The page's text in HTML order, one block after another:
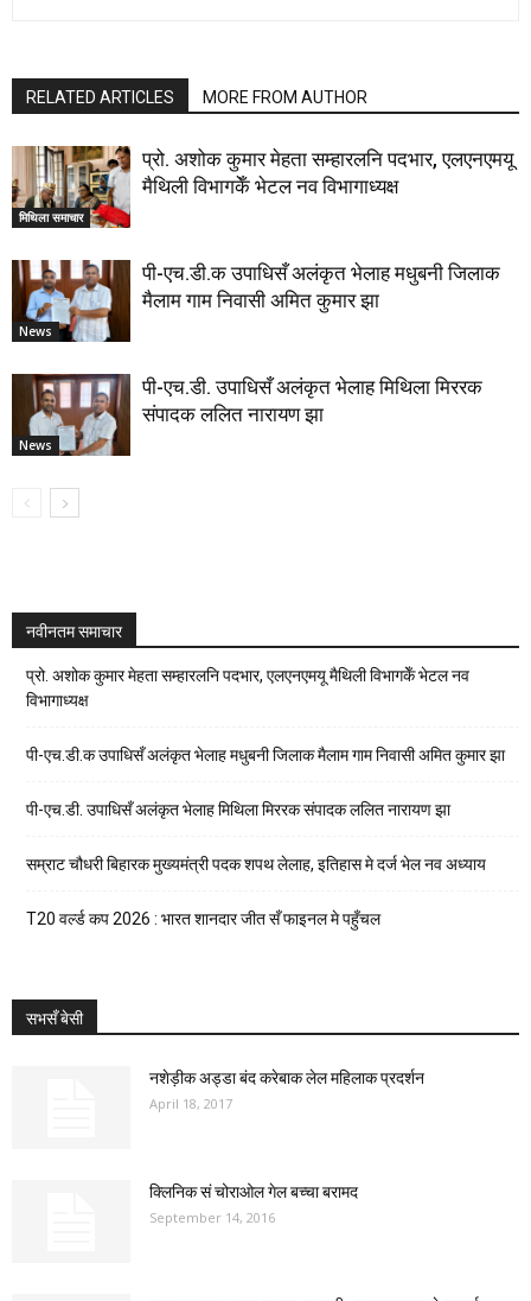
RELATED ARTICLES MORE FROM AUTHOR
मिथिला समाचार
प्रो. अशोक कुमार मेहता सम्हारलनि पदभार, एलएनएमयू
मैथिली विभागकेँ भेटल नव विभागाध्यक्ष
News
पी-एच.डी.क उपाधिसँ अलंकृत भेलाह मधुबनी जिलाक
मैलाम गाम निवासी अमित कुमार झा
News
पी-एच.डी. उपाधिसँ अलंकृत भेलाह मिथिला मिररक
संपादक ललित नारायण झा
नवीनतम समाचार
प्रो. अशोक कुमार मेहता सम्हारलनि पदभार, एलएनएमयू मैथिली विभागकेँ भेटल नव
विभागाध्यक्ष
पी-एच.डी.क उपाधिसँ अलंकृत भेलाह मधुबनी जिलाक मैलाम गाम निवासी अमित कुमार झा
पी-एच.डी. उपाधिसँ अलंकृत भेलाह मिथिला मिररक संपादक ललित नारायण झा
सम्राट चौधरी बिहारक मुख्यमंत्री पदक शपथ लेलाह, इतिहास मे दर्ज भेल नव अध्याय
T20 वर्ल्ड कप 2026 : भारत शानदार जीत सँ फाइनल मे पहुँचल
सभसँ बेसी
नशेड़ीक अड्डा बंद करेबाक लेल महिलाक प्रदर्शन
April 18, 2017
क्लिनिक सं चोराओल गेल बच्चा बरामद
September 14, 2016